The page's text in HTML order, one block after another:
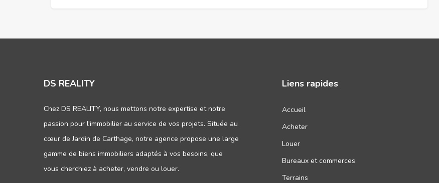
DS REALITY
Chez DS REALITY, nous mettons notre expertise et notre
passion pour l'immobilier au service de vos projets. Située au
cœur de Jardin de Carthage, notre agence propose une large
gamme de biens immobiliers adaptés à vos besoins, que
vous cherchiez à acheter, vendre ou louer.
Liens rapides
Accueil
Acheter
Louer
Bureaux et commerces
Terrains